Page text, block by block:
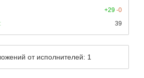
+29 -0
39
от исполнителей: 1